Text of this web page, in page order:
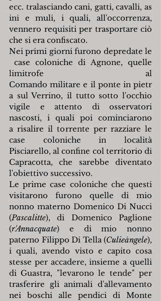
ecc. tralasciando cani, gatti, cavalli, as
ini e muli, i quali, all'occorrenza,
vennero requisiti per trasportare ciò
che si era confiscato.
Nei primi giorni furono depredate le
case coloniche di Agnone, quelle
limitrofe al
Comando militare e il ponte in pietr
a sul Verrino, il tutto sotto l'occhio
vigile e attento di osservatori
nascosti, i quali poi cominciarono
a risalire il torrente per razziare le
case coloniche in località
Pisciarello, al confine col territorio di
Capracotta, che sarebbe diventato
l'obiettivo successivo.
Le prime case coloniche che questi
visitarono furono quelle di mio
nonno materno Domenico Di Nucci
(Pascalitte), di Domenico Paglione
(r'Annacquate) e di mio nonno
paterno Filippo Di Tella (Culieàngele),
i quali, avendo visto e capito cosa
stesse per accadere, insieme a quelli
di Guastra, "levarono le tende" per
trasferire gli animali d'allevamento
nei boschi alle pendici di Monte